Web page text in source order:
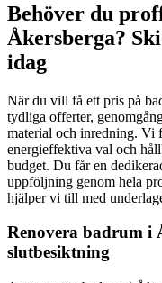
Behöver du
Åkersberga?
idag
När du vill få ett pris på
tydliga offerter,
material och inredning. Vi
energieffektiva val och
budget. Du får en
uppföljning genom hela
hjälper vi till med
Renovera badrum i
slutbesiktning